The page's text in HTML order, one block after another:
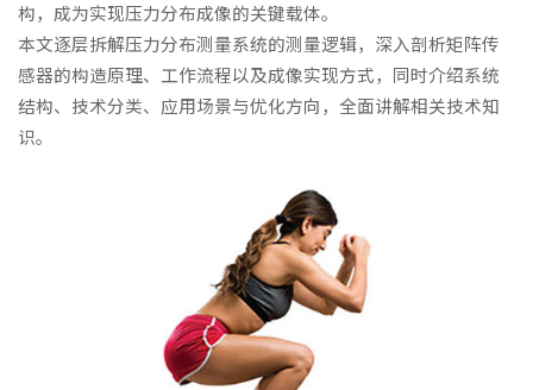
构，成为实现压力分布成像的关键载体。
本文逐层拆解压力分布测量系统的测量逻辑，深入剖析矩阵传
感器的构造原理、工作流程以及成像实现方式，同时介绍系统
结构、技术分类、应用场景与优化方向，全面讲解相关技术知
识。